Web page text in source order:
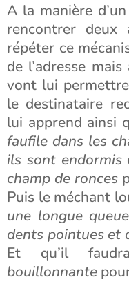
A la manière
rencontrer deux
répéter ce
de l’adresse
vont lui
le destinataire
lui apprend ainsi
faufile dans les
ils sont endormis
champ de ronces
Puis le méchant
une longue
dents pointues et
Et qu’il
bouillonnante